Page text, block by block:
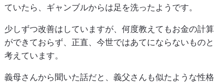
ていたら、ギャンブルからは足を洗ったようです。
少しずつ改善はしていますが、何度教えてもお金の計算
ができておらず、正直、今世ではあてにならないものと
考えています。
義母さんから聞いた話だと、義父さんも似たような性格